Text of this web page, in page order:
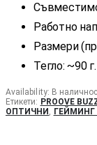
Работно
Размери
Тегло: ~90 г.
Availability: В
Етикети: PROOVE
ОПТИЧНИ ,